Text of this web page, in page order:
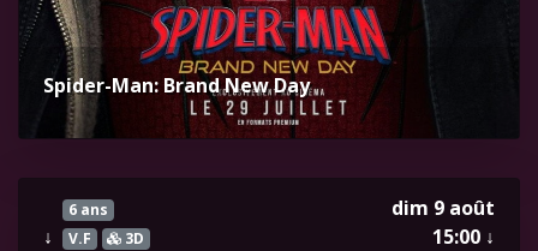
Spider-Man: Brand New Day
↓
6 ans
V.F
3D
dim 9 août
15:00 ↓